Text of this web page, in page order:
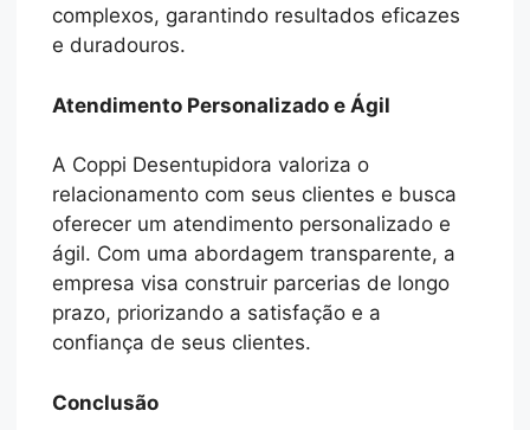
complexos, garantindo resultados eficazes
e duradouros.
Atendimento Personalizado e Ágil
A Coppi Desentupidora valoriza o
relacionamento com seus clientes e busca
oferecer um atendimento personalizado e
ágil. Com uma abordagem transparente, a
empresa visa construir parcerias de longo
prazo, priorizando a satisfação e a
confiança de seus clientes.
Conclusão